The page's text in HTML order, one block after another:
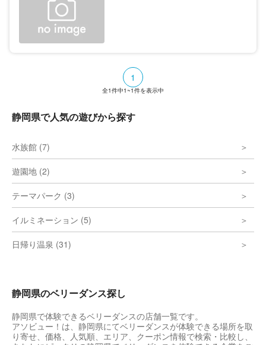
1
全1件中1~1件を表示中
静岡県で人気の遊びから探す
水族館 (7)
遊園地 (2)
テーマパーク (3)
イルミネーション (5)
日帰り温泉 (31)
静岡県のベリーダンス探し
静岡県で体験できるベリーダンスの店舗一覧です。
アソビュー！は、静岡県にてベリーダンスが体験できる場所を取
り寄せ、価格、人気順、エリア、クーポン情報で検索・比較し、